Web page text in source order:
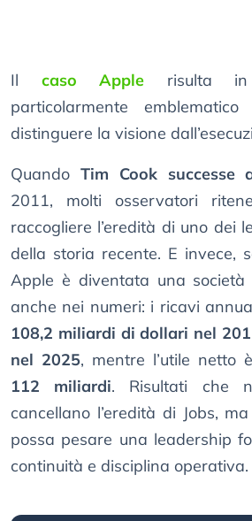
Il caso Apple risulta in
particolarmente
distinguere la visione
Quando Tim Cook successe
2011, molti osservatori
raccogliere l’eredità di uno dei
della storia recente. E invece,
Apple è diventata una
anche nei numeri: i ricavi
108,2 miliardi di dollari nel
nel 2025, mentre l’utile netto
112 miliardi. Risultati che
cancellano l’eredità di Jobs,
possa pesare una leadership
continuità e disciplina operativa.